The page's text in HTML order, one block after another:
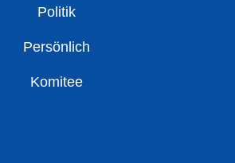
Politik
Persönlich
Komitee